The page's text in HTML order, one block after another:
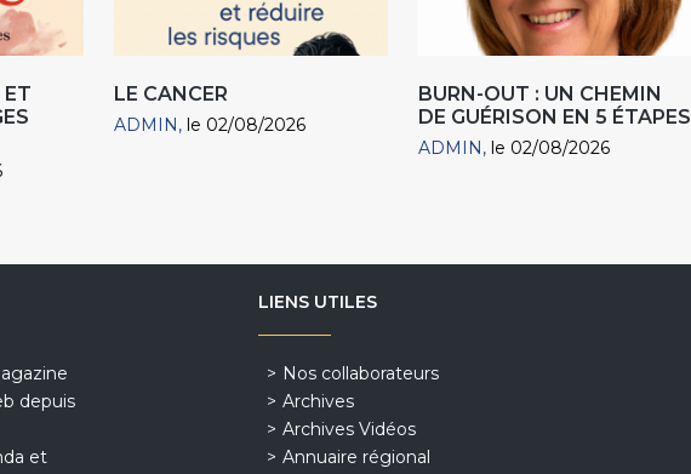
ET
LE CANCER
ADMIN le 02/08/2026
BURN-OUT : UN CHEMIN
DE GUÉRISON EN 5 ÉTAPES
ADMIN le 02/08/2026
depuis
et
LIENS UTILES
Nos collaborateurs
Archives
Archives Vidéos
Annuaire régional